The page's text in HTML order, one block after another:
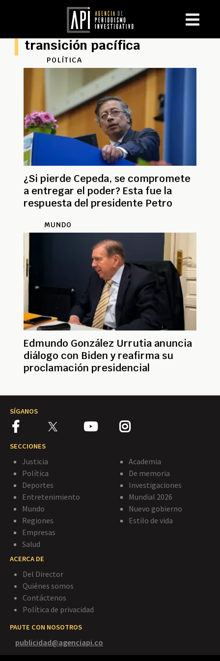
transición pacífica
POLÍTICA
¿Si pierde Cepeda, se compromete
a entregar el poder? Esta fue la
respuesta del presidente Petro
MUNDO
Edmundo González Urrutia anuncia
diálogo con Biden y reafirma su
proclamación presidencial
SÍGANOS
SECCIONES
Justicia
Política
Deportes
Entretenimiento
Mundo
Regiones
Empresas
Salud
Academia
De memoria
Investigaciones
Mundial 2026
Nuevo gobierno
Estilo de vida
ACERCA DE
Del Director
Quiénes somos
Contáctenos
Política de privacidad
PAUTE CON NOSOTROS
publicidad@agenciapi.co